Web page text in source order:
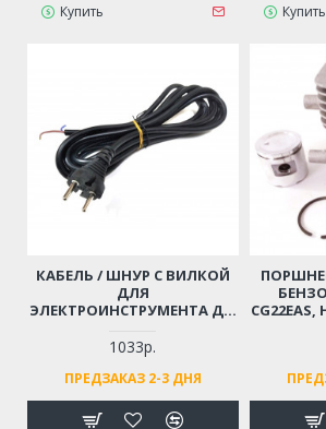
Купить Купить
КАБЕЛЬ / ШНУР С ВИЛКОЙ
ДЛЯ
ЭЛЕКТРОИНСТРУМЕНТА ДО
МОРОЗОСТОЙКИЙ,
МЯГКИЙ, ИЗНОСОСТОЙКАЯ
РЕЗИНА
1033р.
ПРЕДЗАКАЗ 2-3 ДНЯ
CG22EAS,